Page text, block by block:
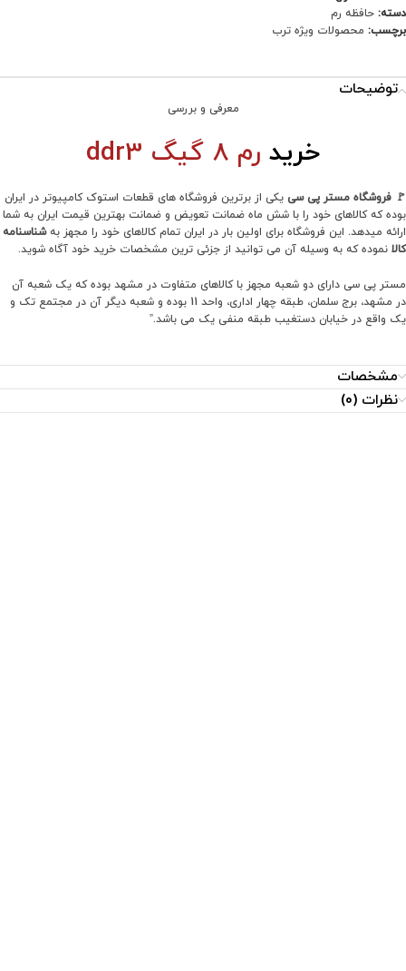
دسته: حافظه رم
برچسب: محصولات ویژه ترب
توضیحات
معرفی و بررسی
خرید رم 8 گیگ ddr3
🚩 فروشگاه مستر پی سی یکی از برترین فروشگاه های قطعات استوک کامپیوتر در ایران
بوده که کالاهای خود را با شش ماه ضمانت تعویض و ضمانت بهترین قیمت ایران به شما
ارائه میدهد. این فروشگاه برای اولین بار در ایران تمام کالاهای خود را مجهز بهشناسنامه
کالا نموده که به وسیله آن می توانید از جزئی ترین مشخصات خرید خود آگاه شوید.
مستر پی سی دارای دو شعبه مجهز با کالاهای متفاوت در مشهد بوده که یک شعبه آن
در مشهد، برج سلمان، طبقه چهار اداری، واحد 11 بوده و شعبه دیگر آن در مجتمع تک و
یک واقع در خیابان دستغیب طبقه منفی یک می باشد.”
مشخصات
نظرات (0)